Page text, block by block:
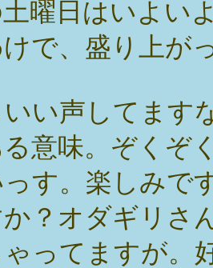
曜日はいよい
で、盛り上が
いい声してます
意味。ぞくぞ
す。楽しみで
か？オダギリさ
ってますが。